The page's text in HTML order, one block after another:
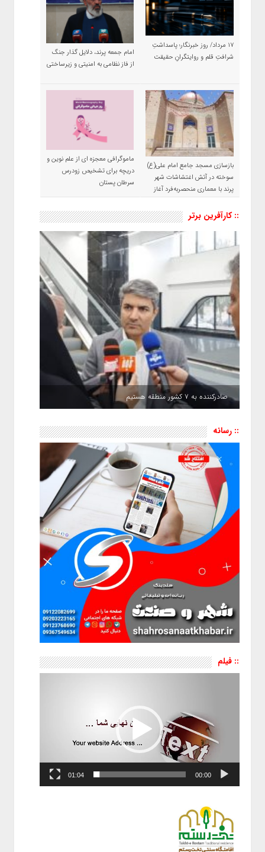
۱۷ مرداد/ روز خبرنگار؛ پاسداشتِ
شرافتِ قلم و روایتگرانِ حقیقت
امام جمعه پرند، دلایل گذار جنگ
از فاز نظامی به امنیتی و زیرساختی
بازسازی مسجد جامع امام علی(ع)
سوخته در آتش اغتشاشات شهر
پرند با معماری منحصربه‌فرد آغاز
ماموگرافی معجزه ای از علم نوین و
دریچه برای تشخیص زودرس
سرطان پستان
:: کارآفرین برتر
صادرکننده به ۷ کشور منطقه هستیم
:: رسانه
:: فیلم
نمایشگر
00:00
01:04